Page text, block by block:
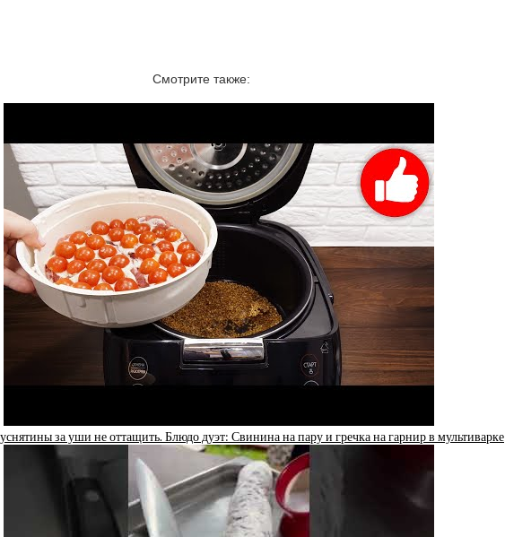
Смотрите также:
за уши не оттащить. Блюдо дуэт: Свинина на пару и гречка на гарнир в мультиварке